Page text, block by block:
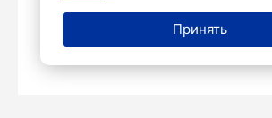
7 мая 2025
Принять